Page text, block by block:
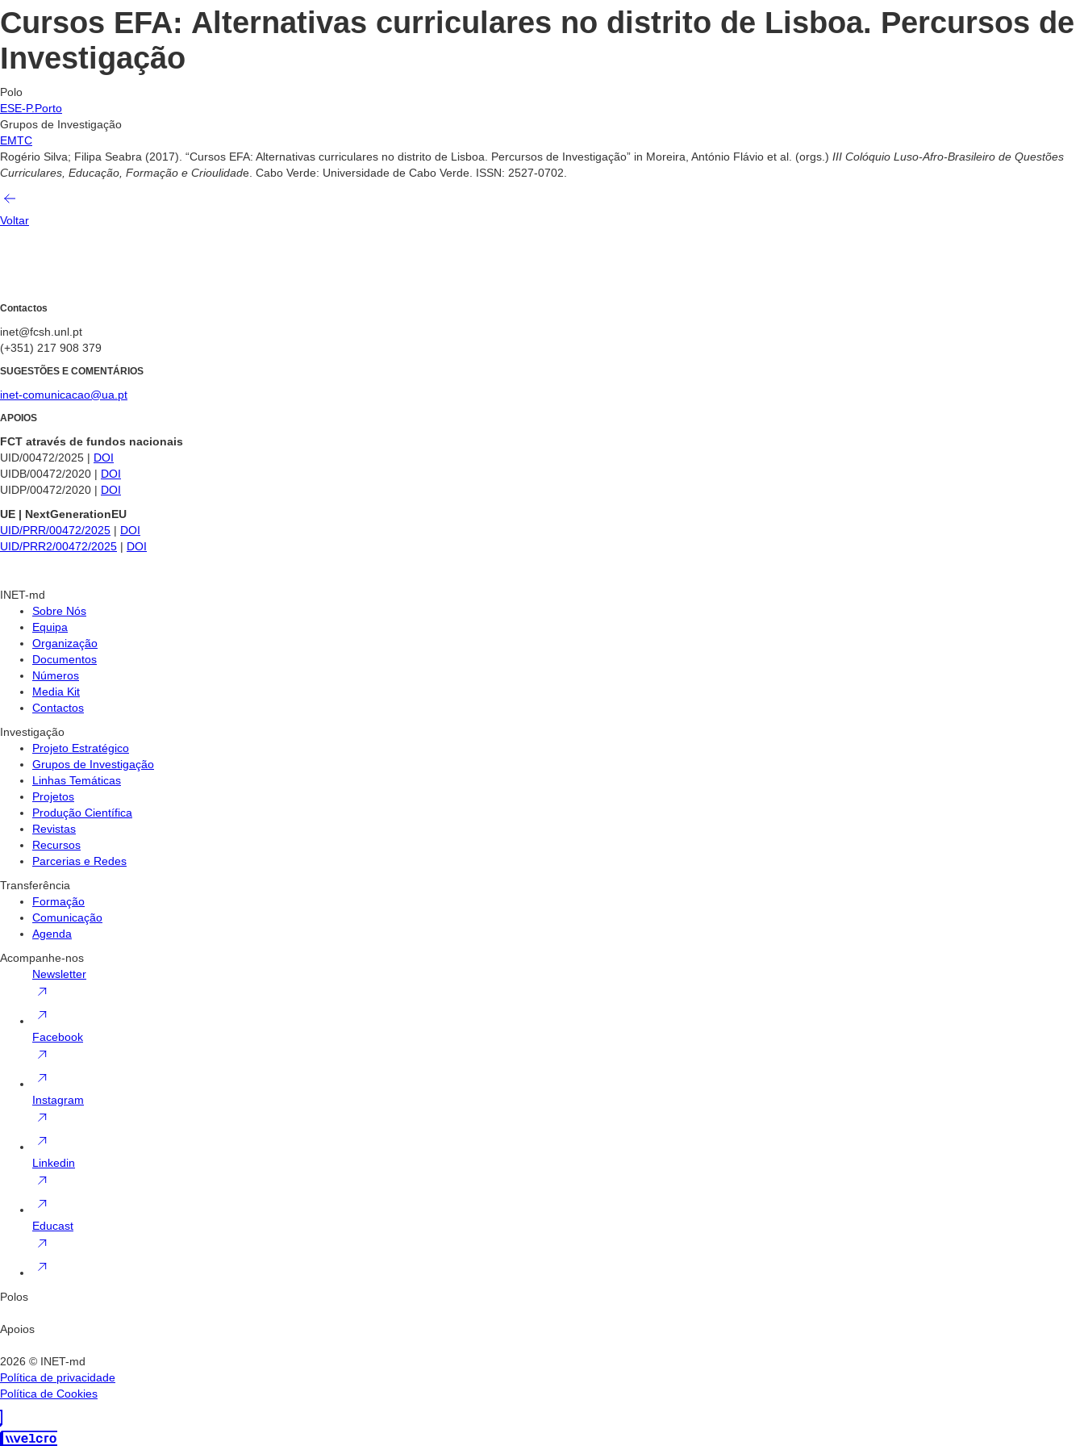
Cursos EFA: Alternativas curriculares no distrito de Lisboa. Percursos de
Investigação
Polo
ESE-P.Porto
Grupos de Investigação
EMTC
Rogério Silva; Filipa Seabra (2017). “Cursos EFA: Alternativas curriculares no distrito de Lisboa. Percursos de Investigação” in Moreira, António Flávio et al. (orgs.) III Colóquio Luso-Afro-Brasileiro de Questões
Curriculares, Educação, Formação e Crioulidade. Cabo Verde: Universidade de Cabo Verde. ISSN: 2527-0702.
Voltar
Contactos
inet@fcsh.unl.pt
(+351) 217 908 379
SUGESTÕES E COMENTÁRIOS
inet-comunicacao@ua.pt
APOIOS
FCT através de fundos nacionais
UID/00472/2025 | DOI
UIDB/00472/2020 | DOI
UIDP/00472/2020 | DOI
UE | NextGenerationEU
UID/PRR/00472/2025 | DOI
UID/PRR2/00472/2025 | DOI
INET-md
Sobre Nós
Equipa
Organização
Documentos
Números
Media Kit
Contactos
Investigação
Projeto Estratégico
Grupos de Investigação
Linhas Temáticas
Projetos
Produção Científica
Revistas
Recursos
Parcerias e Redes
Transferência
Formação
Comunicação
Agenda
Acompanhe-nos
Newsletter
Facebook
Instagram
Linkedin
Educast
Polos
Apoios
2026 © INET-md
Política de privacidade
Política de Cookies